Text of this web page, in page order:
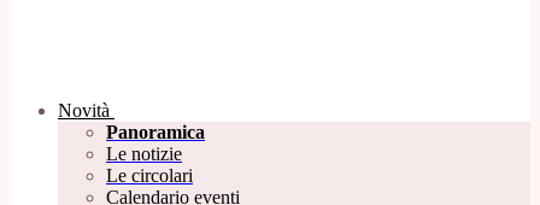
Novità
Panoramica
Le notizie
Le circolari
Calendario eventi